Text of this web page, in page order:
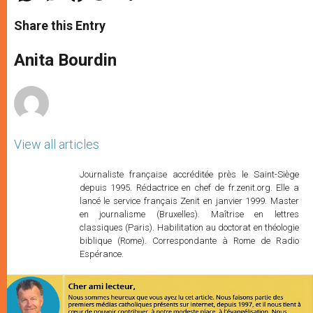
t
s
p
p
s
e
g
e
e
b
o
k
r
Share this Entry
Anita Bourdin
View all articles
Journaliste française accréditée près le Saint-Siège
depuis 1995. Rédactrice en chef de fr.zenit.org. Elle a
lancé le service français Zenit en janvier 1999. Master
en journalisme (Bruxelles). Maîtrise en lettres
classiques (Paris). Habilitation au doctorat en théologie
biblique (Rome). Correspondante à Rome de Radio
Espérance.